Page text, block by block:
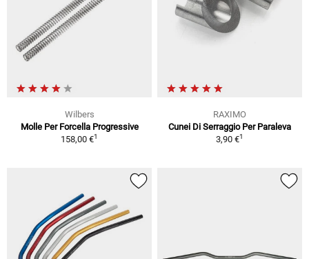
Wilbers
Molle Per Forcella Progressive
158,00 €1
RAXIMO
Cunei Di Serraggio Per Paraleva
3,90 €1